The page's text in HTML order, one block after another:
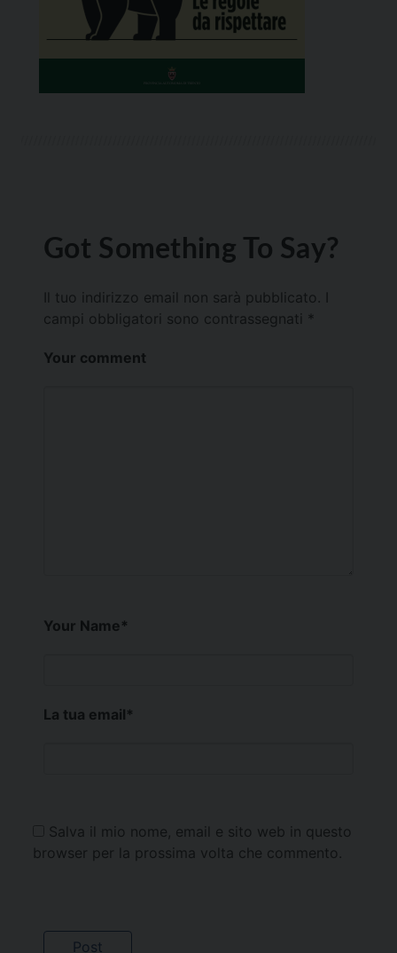
Got Something To Say?
Il tuo indirizzo email non sarà pubblicato.
campi obbligatori sono contrassegnati *
Your comment
Your Name*
La tua email*
Salva il mio nome, email e sito web in questo
browser per la prossima volta che commento.